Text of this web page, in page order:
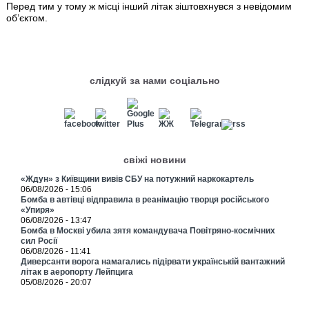
Перед тим у тому ж місці інший літак зіштовхнувся з невідомим
об’єктом.
слідкуй за нами соціально
свіжі новини
«Ждун» з Київщини вивів СБУ на потужний наркокартель
06/08/2026 - 15:06
Бомба в автівці відправила в реанімацію творця російського
«Упиря»
06/08/2026 - 13:47
Бомба в Москві убила зятя командувача Повітряно-космічних
сил Росії
06/08/2026 - 11:41
Диверсанти ворога намагались підірвати українській вантажний
літак в аеропорту Лейпцига
05/08/2026 - 20:07